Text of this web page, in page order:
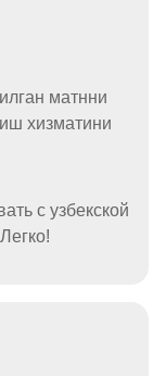
матнни
хизматини
с узбекской